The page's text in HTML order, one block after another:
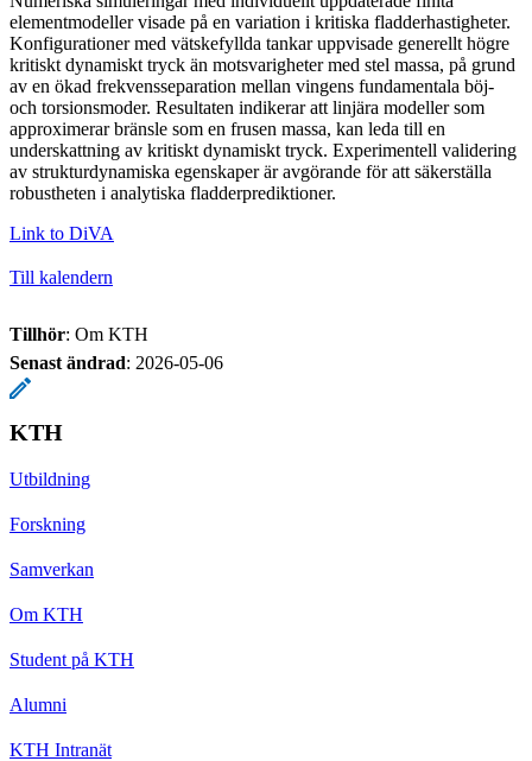
elementmodeller visade på en variation i kritiska fladderhastigheter.
Konfigurationer med vätskefyllda tankar uppvisade generellt högre
kritiskt dynamiskt tryck än motsvarigheter med stel massa, på grund
av en ökad frekvensseparation mellan vingens fundamentala böj-
och torsionsmoder. Resultaten indikerar att linjära modeller som
approximerar bränsle som en frusen massa, kan leda till en
underskattning av kritiskt dynamiskt tryck. Experimentell validering
av strukturdynamiska egenskaper är avgörande för att säkerställa
robustheten i analytiska fladderprediktioner.
Link to DiVA
Till kalendern
Tillhör: Om KTH
Senast ändrad: 2026-05-06
KTH
Utbildning
Forskning
Samverkan
Om KTH
Student på KTH
Alumni
KTH Intranät